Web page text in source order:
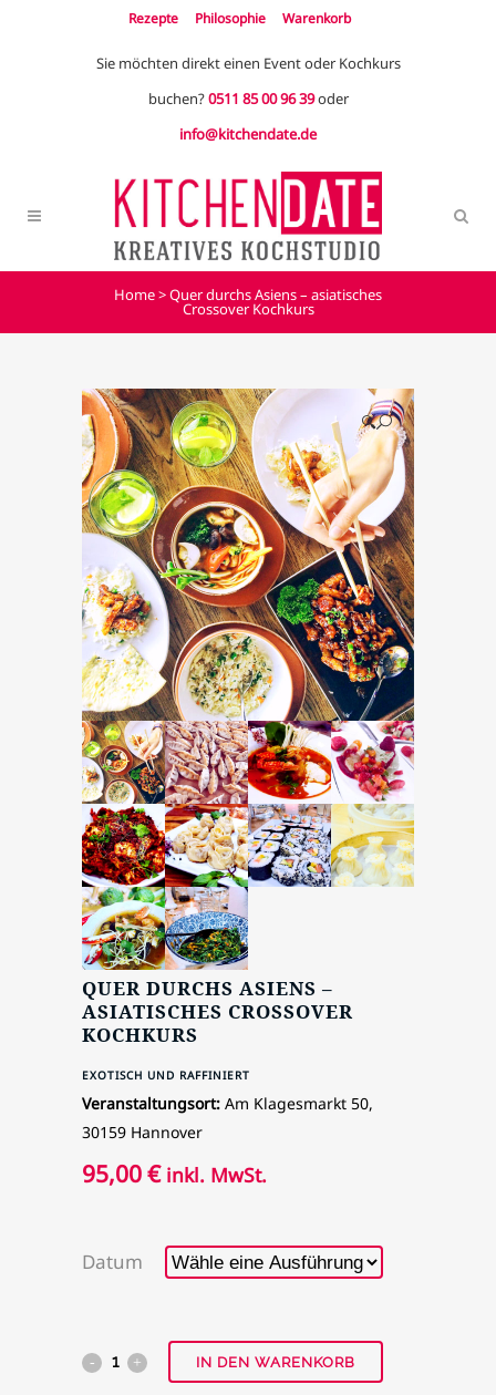
Rezepte Philosophie Warenkorb
Sie möchten direkt einen Event oder Kochkurs
buchen?0511 85 00 96 39oder
info@kitchendate.de
Home>Quer durchs Asiens – asiatisches
Crossover Kochkurs
🔍
QUER DURCHS ASIENS –
ASIATISCHES CROSSOVER
KOCHKURS
EXOTISCH UND RAFFINIERT
Veranstaltungsort: Am Klagesmarkt 50,
30159 Hannover
95,00€ inkl. MwSt.
Datum
IN DEN WARENKORB